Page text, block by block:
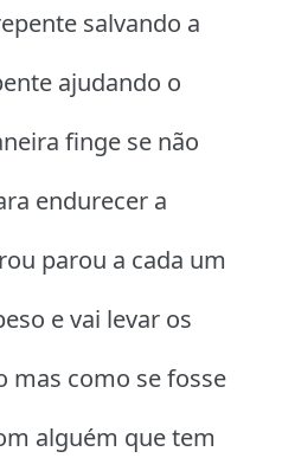
salvando a
ajudando o
finge se não
endurecer a
parou a cada um
e vai levar os
mas como se fosse
alguém que tem